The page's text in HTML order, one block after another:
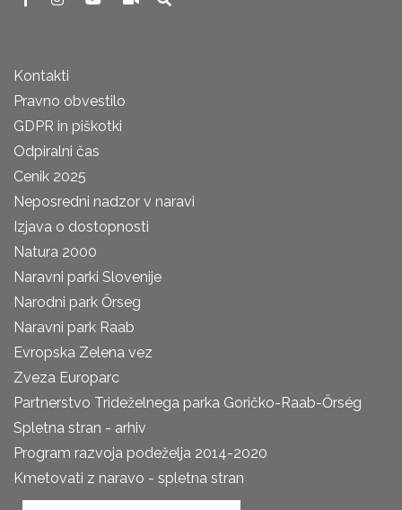
Kontakti
Pravno obvestilo
GDPR in piškotki
Odpiralni čas
Cenik 2025
Neposredni nadzor v naravi
Izjava o dostopnosti
Natura 2000
Naravni parki Slovenije
Narodni park Őrseg
Naravni park Raab
Evropska Zelena vez
Zveza Europarc
Partnerstvo Trideželnega parka Goričko-Raab-Őrség
Spletna stran - arhiv
Program razvoja podeželja 2014-2020
Kmetovati z naravo - spletna stran